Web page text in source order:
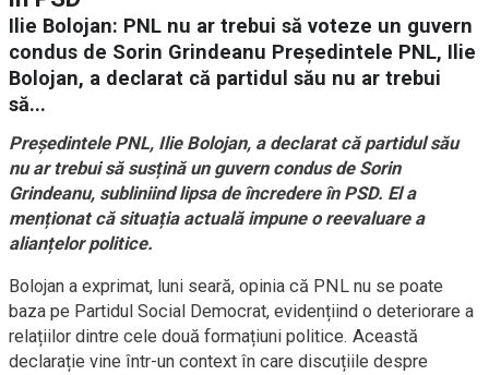
Ilie Bolojan: PNL nu ar trebui să voteze un guvern
condus de Sorin Grindeanu Președintele PNL, Ilie
Bolojan, a declarat că partidul său nu ar trebui
să...
Președintele PNL, Ilie Bolojan, a declarat că partidul său
nu ar trebui să susțină un guvern condus de Sorin
Grindeanu, subliniind lipsa de încredere în PSD. El a
menționat că situația actuală impune o reevaluare a
alianțelor politice.
Bolojan a exprimat, luni seară, opinia că PNL nu se poate
baza pe Partidul Social Democrat, evidențiind o deteriorare a
relațiilor dintre cele două formațiuni politice. Această
declarație vine într-un context în care discuțiile despre